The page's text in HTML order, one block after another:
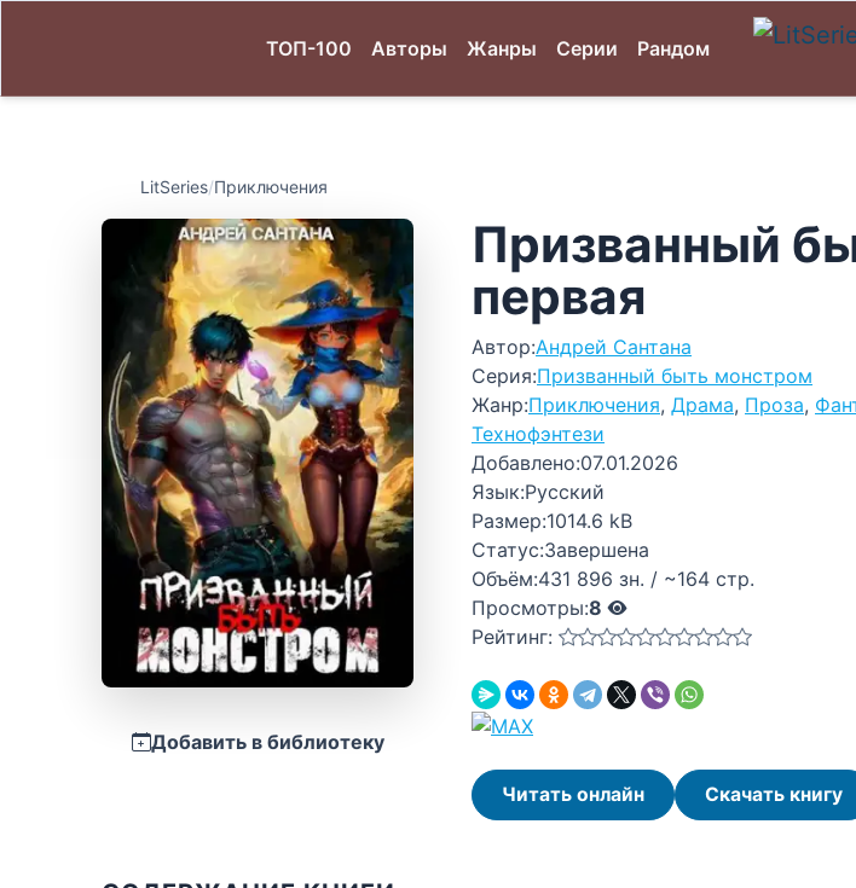
ТОП-100 Авторы Жанры Серии Рандом
LitSeries/Приключения
Добавить в библиотеку
Призванный
первая
Автор:Андрей Сантана
Серия:Призванный быть монстром
Жанр:Приключения, Драма, Проза,
Технофэнтези
Добавлено:07.01.2026
Язык:Русский
Размер:1014.6 kB
Статус:Завершена
Объём:431 896 зн. / ~164 стр.
Просмотры:8
Рейтинг:
Читать онлайн Скачать книгу